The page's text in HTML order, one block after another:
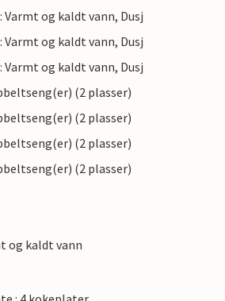
Varmt og kaldt vann, Dusj
Varmt og kaldt vann, Dusj
Varmt og kaldt vann, Dusj
(2 plasser)
(2 plasser)
(2 plasser)
(2 plasser)
og kaldt vann